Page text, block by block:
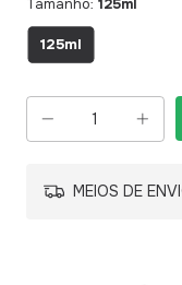
Tamanho: 125ml
125ml
MEIOS DE